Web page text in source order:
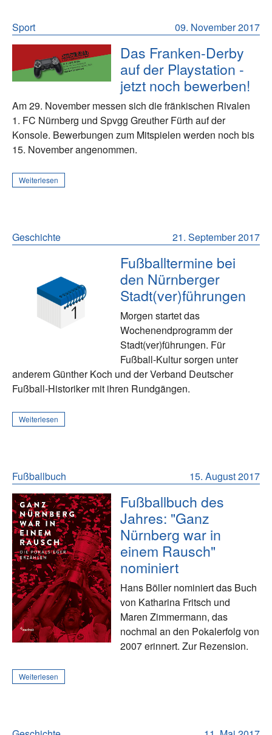
09. November 2017
Sport
Das Franken-Derby
auf der Playstation -
jetzt noch bewerben!
Am 29. November messen sich die fränkischen Rivalen
1. FC Nürnberg und Spvgg Greuther Fürth auf der
Konsole. Bewerbungen zum Mitspielen werden noch bis
15. November angenommen.
Weiterlesen
21. September 2017
Geschichte
Fußballtermine bei
den Nürnberger
Stadt(ver)führungen
Morgen startet das
Wochenendprogramm der
Stadt(ver)führungen. Für
Fußball-Kultur sorgen unter
anderem Günther Koch und der Verband Deutscher
Fußball-Historiker mit ihren Rundgängen.
Weiterlesen
15. August 2017
Fußballbuch
Fußballbuch des
Jahres: "Ganz
Nürnberg war in
einem Rausch"
nominiert
Hans Böller nominiert das Buch
von Katharina Fritsch und
Maren Zimmermann, das
nochmal an den Pokalerfolg von
2007 erinnert. Zur Rezension.
Weiterlesen